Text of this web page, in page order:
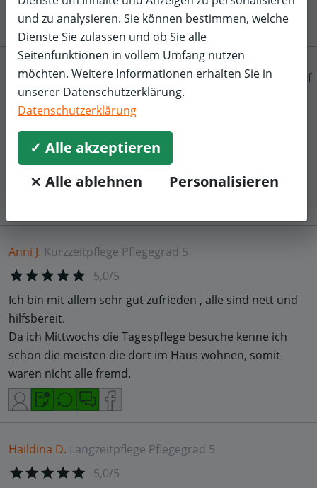
Margreth B. KurzzeitpflegePflegegrad 5
5,0/5
Ich fühle mich bei ihnen sehr gut aufgehoben, alle sind
sehr freundlich und hilfsbereit. Die täglichen Aktivitäten
sind immer eine schöne Abwechslung für alle. Ich
komme gerne wieder.
Anni J. Kurzzeitpflege Pflegegrad 5
5,0/5
Ich bin mit allem sehr gut zufrieden , alle sind nett und
hilfsbereit.
Da ich Mittwochs die Tagespflege besuche kenne ich
schon die meisten die dort im Haus wohnen, somit
waren nicht alle fremd.
Haildina D. Langzeitpflege Pflegegrad 5
5,0/5
und zu analysieren. Sie können bestimmen, welche
Dienste Sie zulassen und ob Sie alle
Seitenfunktionen in vollem Umfang nutzen
möchten. Weitere Informationen erhalten Sie in
unserer Datenschutzerklärung.
Datenschutzerklärung
✓ Alle akzeptieren
⨯ Alle ablehnen
Personalisieren
f